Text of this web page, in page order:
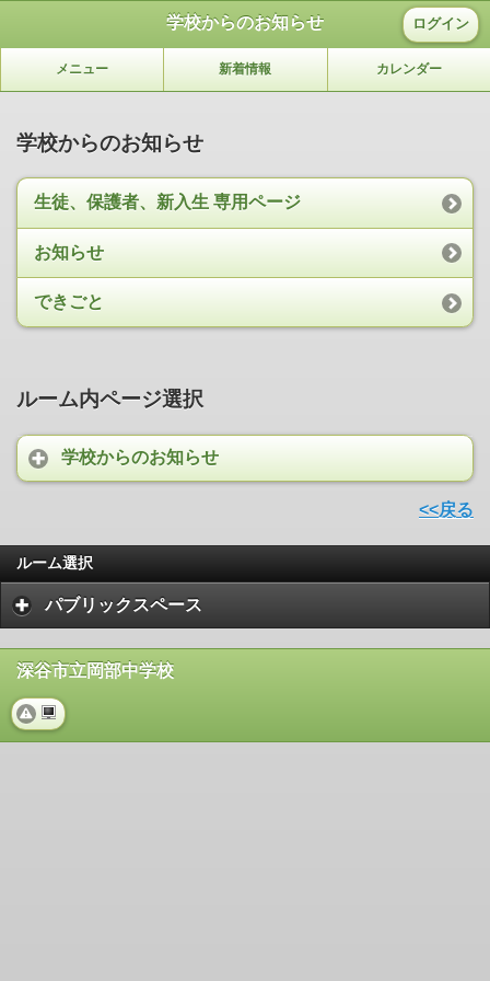
学校からのお知らせ ログイン
メニュー 新着情報 カレンダー
学校からのお知らせ
生徒、保護者、新入生 専用ページ
お知らせ
できごと
ルーム内ページ選択
学校からのお知らせ
<<戻る
ルーム選択
パブリックスペース
深谷市立岡部中学校